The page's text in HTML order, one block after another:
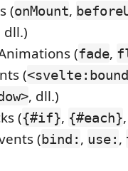
(onMount,
dll.)
(fade,
(
, dll.)
({#if}, {#each}
(bind: , use: ,